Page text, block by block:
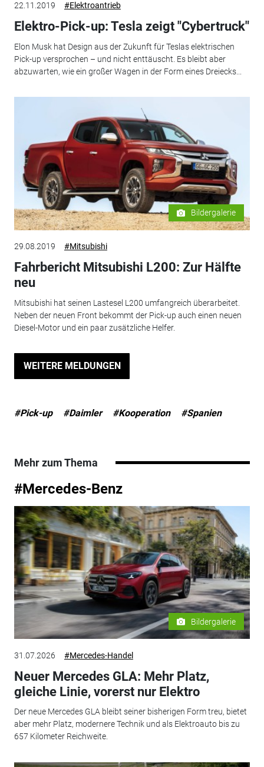
22.11.2019 #Elektroantrieb
Elektro-Pick-up: Tesla zeigt "Cybertruck"
Elon Musk hat Design aus der Zukunft für Teslas elektrischen
Pick-up versprochen – und nicht enttäuscht. Es bleibt aber
abzuwarten, wie ein großer Wagen in der Form eines Dreiecks...
Bildergalerie
29.08.2019 #Mitsubishi
Fahrbericht Mitsubishi L200: Zur Hälfte
neu
Mitsubishi hat seinen Lastesel L200 umfangreich überarbeitet.
Neben der neuen Front bekommt der Pick-up auch einen neuen
Diesel-Motor und ein paar zusätzliche Helfer.
WEITERE MELDUNGEN
#Pick-up #Daimler #Kooperation #Spanien
Mehr zum Thema
#Mercedes-Benz
Bildergalerie
31.07.2026 #Mercedes-Handel
Neuer Mercedes GLA: Mehr Platz,
gleiche Linie, vorerst nur Elektro
Der neue Mercedes GLA bleibt seiner bisherigen Form treu, bietet
aber mehr Platz, modernere Technik und als Elektroauto bis zu
657 Kilometer Reichweite.